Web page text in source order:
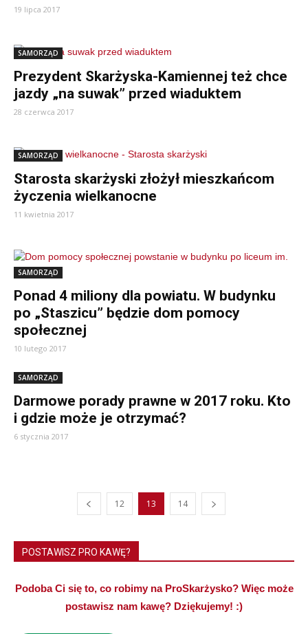
19 lipca 2017
SAMORZĄD
Prezydent Skarżyska-Kamiennej też chce
jazdy „na suwak” przed wiaduktem
28 czerwca 2017
SAMORZĄD
Starosta skarżyski złożył mieszkańcom
życzenia wielkanocne
11 kwietnia 2017
SAMORZĄD
Ponad 4 miliony dla powiatu. W budynku
po „Staszicu” będzie dom pomocy
społecznej
10 lutego 2017
SAMORZĄD
Darmowe porady prawne w 2017 roku. Kto
i gdzie może je otrzymać?
6 stycznia 2017
12 13 14
POSTAWISZ PRO KAWĘ?
Podoba Ci się to, co robimy na ProSkarżysko? Więc może
postawisz nam kawę? Dziękujemy! :)